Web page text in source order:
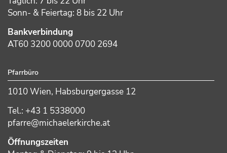
Sonn- & Feiertag: 8 bis 22 Uhr
Bankverbindung
AT60 3200 0000 0700 2694
Pfarrbüro
1010 Wien, Habsburgergasse 12
Tel.: +43 1 5338000
pfarre@michaelerkirche.at
Öffnungszeiten